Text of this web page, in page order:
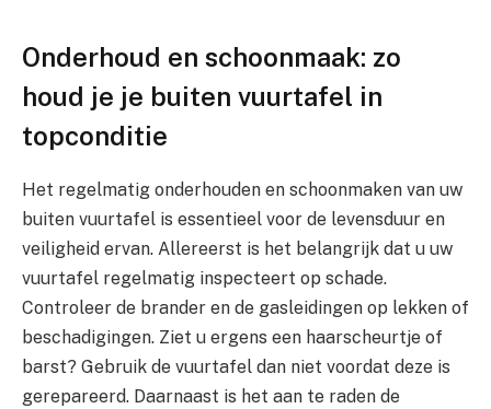
Onderhoud en schoonmaak: zo
houd je je buiten vuurtafel in
topconditie
Het regelmatig onderhouden en schoonmaken van uw
buiten vuurtafel is essentieel voor de levensduur en
veiligheid ervan. Allereerst is het belangrijk dat u uw
vuurtafel regelmatig inspecteert op schade.
Controleer de brander en de gasleidingen op lekken of
beschadigingen. Ziet u ergens een haarscheurtje of
barst? Gebruik de vuurtafel dan niet voordat deze is
gerepareerd. Daarnaast is het aan te raden de